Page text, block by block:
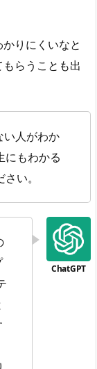
りにくいなと
らうことも出
い人がわか
にもわかる
い。